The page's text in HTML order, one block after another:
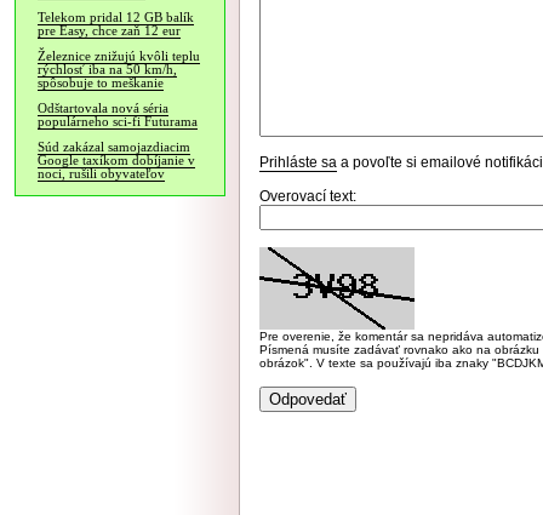
Telekom pridal 12 GB balík
pre Easy, chce zaň 12 eur
Železnice znižujú kvôli teplu
rýchlosť iba na 50 km/h,
spôsobuje to meškanie
Odštartovala nová séria
populárneho sci-fi Futurama
Súd zakázal samojazdiacim
Google taxíkom dobíjanie v
noci, rušili obyvateľov
Prihláste sa a povoľte si emailové
Overovací text:
Pre overenie, že komentár sa nepridáva
Písmená musíte zadávať rovnako ako na
obrázok". V texte sa používajú iba znaky